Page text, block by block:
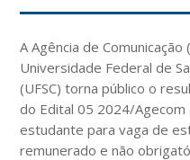
A Agência de Comunicação
Universidade Federal de
(UFSC) torna público o
do Edital 05 2024/Agecom
estudante para vaga de
remunerado e não